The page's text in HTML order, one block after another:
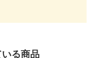
る商品